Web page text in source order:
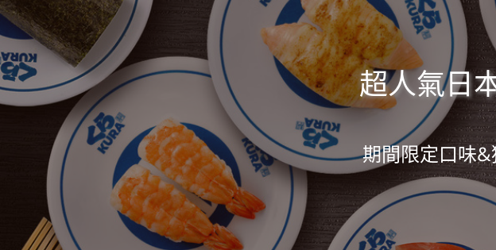
超人氣日
期間限定口味